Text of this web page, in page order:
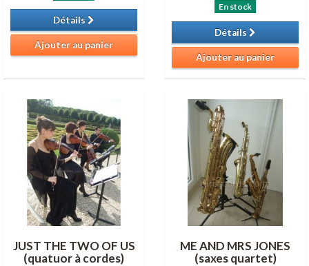
Détails
Ajouter au panier
En stock
Détails
Ajouter au panier
JUST THE TWO OF US
(quatuor à cordes)
ME AND MRS JONES
(saxes quartet)